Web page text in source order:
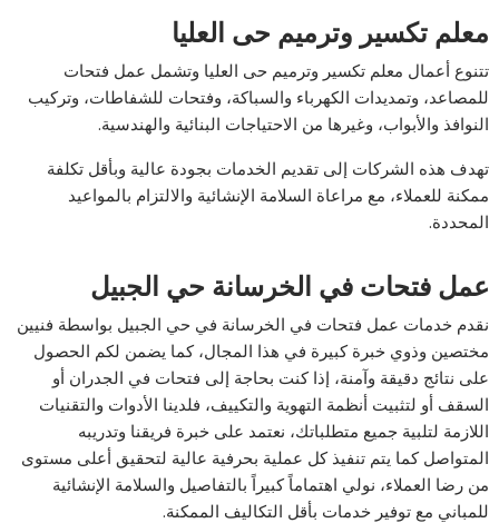
معلم تكسير وترميم حى العليا
تتنوع أعمال معلم تكسير وترميم حى العليا وتشمل عمل فتحات
للمصاعد، وتمديدات الكهرباء والسباكة، وفتحات للشفاطات، وتركيب
النوافذ والأبواب، وغيرها من الاحتياجات البنائية والهندسية.
تهدف هذه الشركات إلى تقديم الخدمات بجودة عالية وبأقل تكلفة
ممكنة للعملاء، مع مراعاة السلامة الإنشائية والالتزام بالمواعيد
المحددة.
عمل فتحات في الخرسانة حي الجبيل
نقدم خدمات عمل فتحات في الخرسانة في حي الجبيل بواسطة فنيين
مختصين وذوي خبرة كبيرة في هذا المجال، كما يضمن لكم الحصول
على نتائج دقيقة وآمنة، إذا كنت بحاجة إلى فتحات في الجدران أو
السقف أو لتثبيت أنظمة التهوية والتكييف، فلدينا الأدوات والتقنيات
اللازمة لتلبية جميع متطلباتك، نعتمد على خبرة فريقنا وتدريبه
المتواصل كما يتم تنفيذ كل عملية بحرفية عالية لتحقيق أعلى مستوى
من رضا العملاء، نولي اهتماماً كبيراً بالتفاصيل والسلامة الإنشائية
للمباني مع توفير خدمات بأقل التكاليف الممكنة.